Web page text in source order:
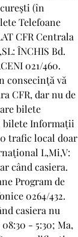
(în
Telefoane
CFR Centrala
ÎNCHIS Bd.
021/460.
consecinţă vă
CFR, dar nu de
bilete
bilete Informații
trafic local doar
L,Mi,V:
când casiera.
Program de
0264/432.
casiera nu
- 5:30; Ma,